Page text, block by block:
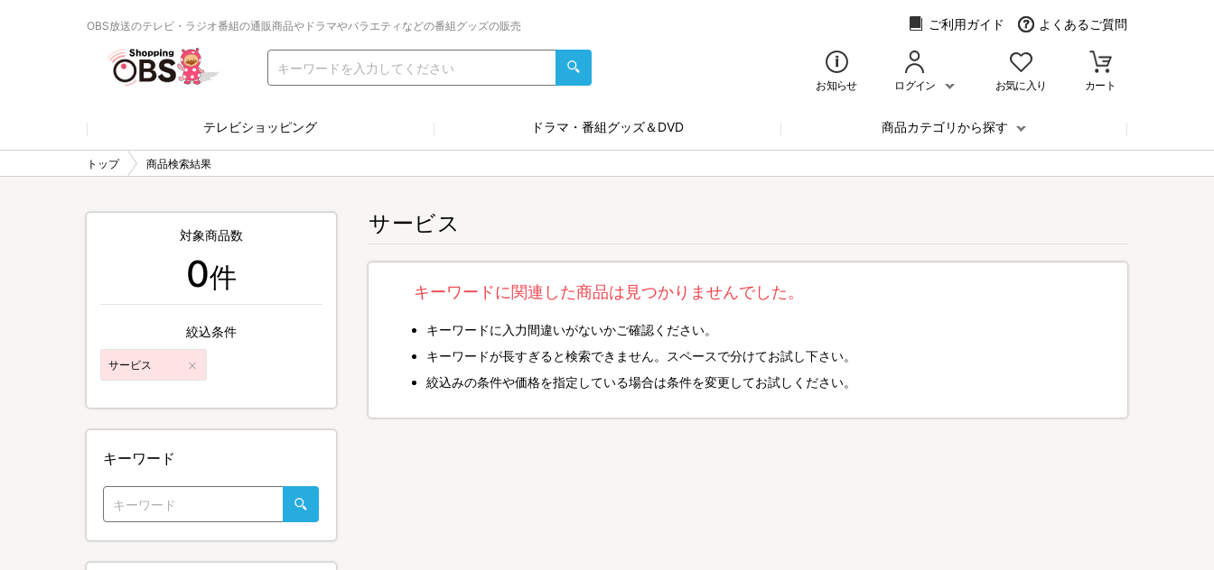
OBS放送のテレビ・ラジオ番組の通販商品やドラマやバラエティなどの番組グッズの販売 ご利用ガイド よくあるご質問
お知らせ ログイン お気に入り カート
テレビショッピング ドラマ・番組グッズ＆DVD 商品カテゴリから探す
トップ 商品検索結果
サービス
キーワードに関連した商品は見つかりませんでした。
キーワードに入力間違いがないかご確認ください。
キーワードが長すぎると検索できません。スペースで分けてお試し下さい。
絞込みの条件や価格を指定している場合は条件を変更してお試しください。
対象商品数
0件
絞込条件
サービス
キーワード